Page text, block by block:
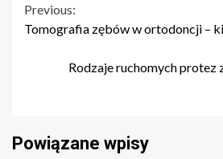
Continue
Previous:
Tomografia zębów w ortodoncji –
Rodzaje ruchomych protez
Powiązane wpisy